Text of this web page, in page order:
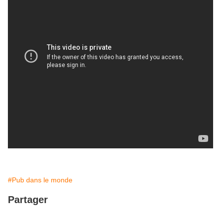
#Pub dans le monde
Partager